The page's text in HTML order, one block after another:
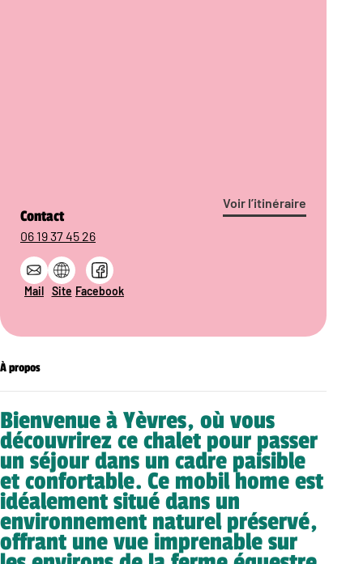
Voir l’itinéraire
Contact
06 19 37 45 26
Mail Site Facebook
À propos
Bienvenue à Yèvres, où vous
découvrirez ce chalet pour passer
un séjour dans un cadre paisible
et confortable. Ce mobil home est
idéalement situé dans un
environnement naturel préservé,
offrant une vue imprenable sur